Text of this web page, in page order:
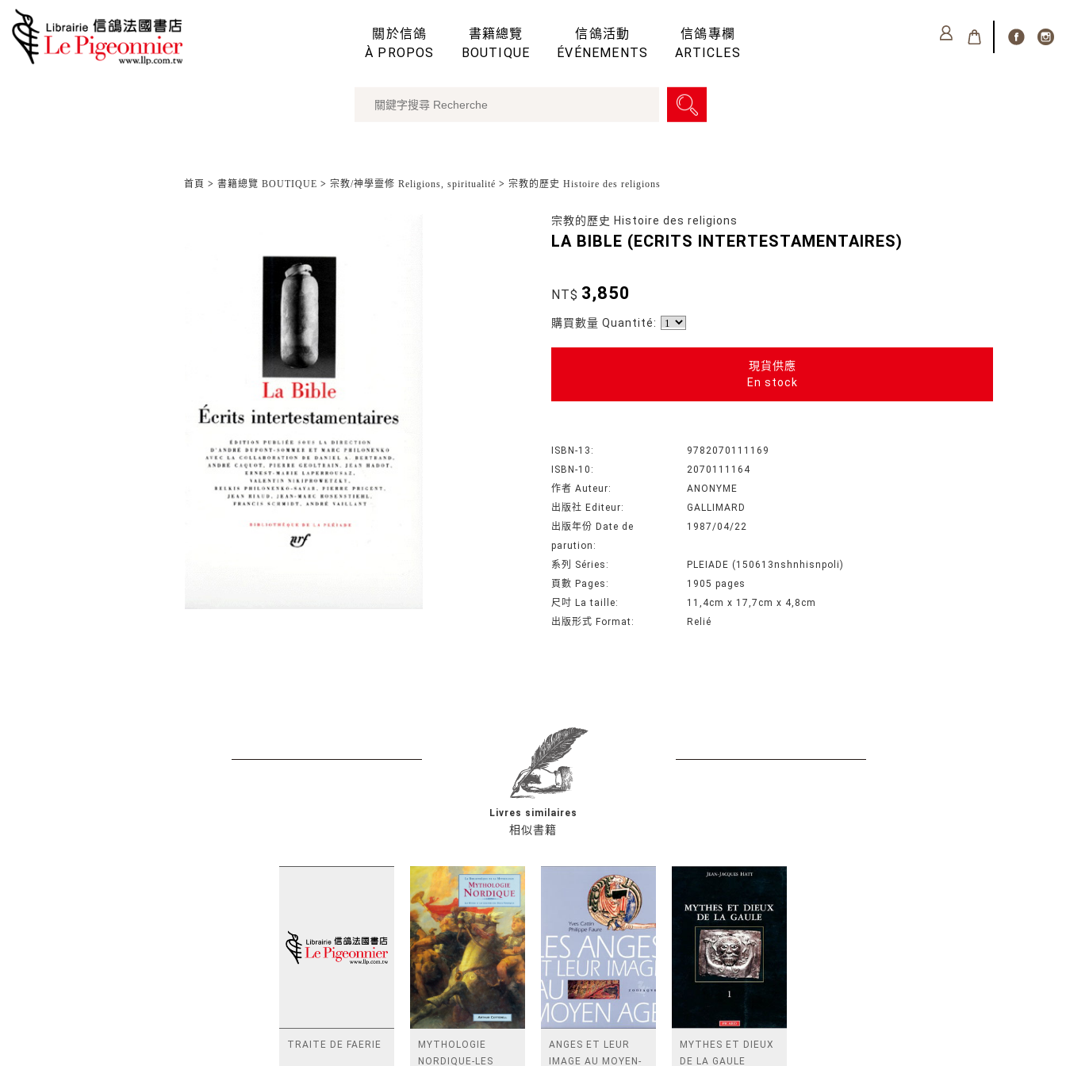
關於信鴿
À PROPOS
書籍總覽
BOUTIQUE
信鴿活動
ÉVÉNEMENTS
信鴿專欄
ARTICLES
首頁 > 書籍總覽 BOUTIQUE > 宗教/神學靈修 Religions, spiritualité > 宗教的歷史 Histoire des religions
宗教的歷史 Histoire des religions
LA BIBLE (ECRITS INTERTESTAMENTAIRES)
NT$ 3,850
購買數量 Quantité:
現貨供應
En stock
ISBN-13:
9782070111169
ISBN-10:
2070111164
作者 Auteur:
ANONYME
出版社 Editeur:
GALLIMARD
出版年份 Date de
parution:
1987/04/22
系列 Séries:
PLEIADE (150613nshnhisnpoli)
頁數 Pages:
1905 pages
尺吋 La taille:
11,4cm x 17,7cm x 4,8cm
出版形式 Format:
Relié
相似書籍
Livres similaires
TRAITE DE FAERIE
MYTHOLOGIE
NORDIQUE-LES
ANGES ET LEUR
IMAGE AU MOYEN-
MYTHES ET DIEUX
DE LA GAULE